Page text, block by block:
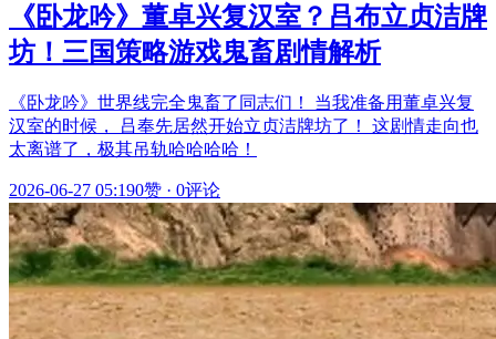
《卧龙吟》董卓兴复汉室？吕布立贞洁牌
坊！三国策略游戏鬼畜剧情解析
《卧龙吟》世界线完全鬼畜了同志们！ 当我准备用董卓兴复
汉室的时候， 吕奉先居然开始立贞洁牌坊了！ 这剧情走向也
太离谱了，极其吊轨哈哈哈哈！
2026-06-27 05:190赞 · 0评论